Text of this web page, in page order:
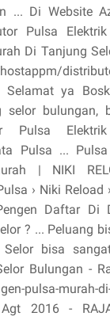
... Di Website
Pulsa
Di Tanjung
Selamat ya
selor bulungan,
Pulsa
Pulsa ...
| NIKI
› Niki Reload
Daftar Di
? ... Peluang
bisa
Bulungan -
pulsa-murah-
2016 -